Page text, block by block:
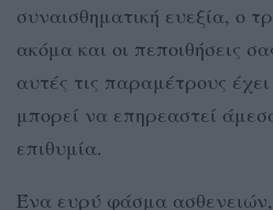
συναισθηματική ευεξία, ο
ακόμα και οι πεποιθήσεις
αυτές τις παραμέτρους
μπορεί να επηρεαστεί
επιθυμία.
Ένα ευρύ φάσμα